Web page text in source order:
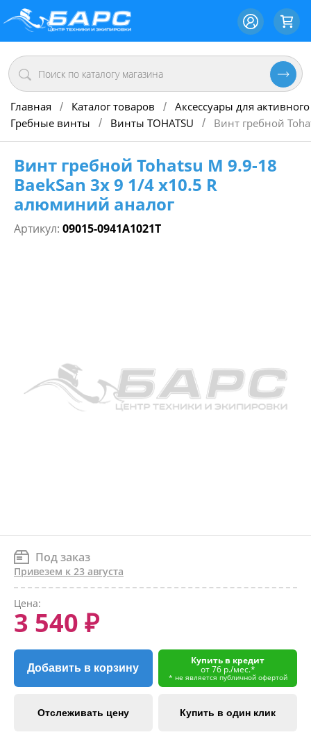
Главная / Каталог товаров / Аксессуары для
Гребные винты
/ Винты TOHATSU / Винт гребной
Винт гребной Tohatsu M 9.9-18
BaekSan 3х 9 1/4 х10.5 R
алюминий аналог
Артикул: 09015-0941A1021T
Под заказ
Привезем к 23 августа
Цена:
3 540 ₽
Добавить в корзину
Купить в кредит
от 76 р./мес.*
* не является публичной офертой
Отслеживать цену Купить в один клик